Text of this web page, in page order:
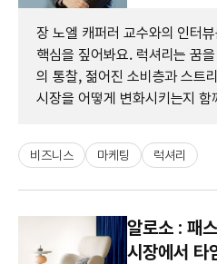
장 노엘 캐퍼러 교수와의 인터
핵심을 짚어봐요. 럭셔리는 꿈
의 통찰, 젊어진 소비층과 스트
시장을 어떻게 변화시키는지 함
비즈니스 마케팅 럭셔리
알로소 : 패
시장에서 타